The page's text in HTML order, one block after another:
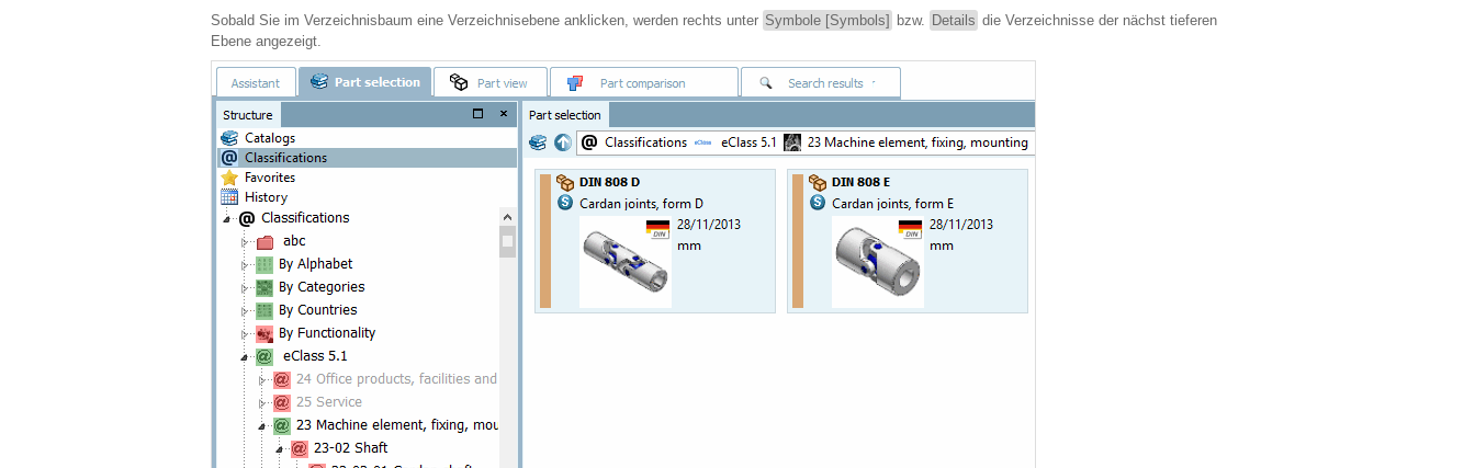
Sobald Sie im Verzeichnisbaum eine Verzeichnisebene anklicken, werden rechts unter Symbole [Symbols] bzw. Details die Verzeichnisse der nächst tieferen
Ebene angezeigt.